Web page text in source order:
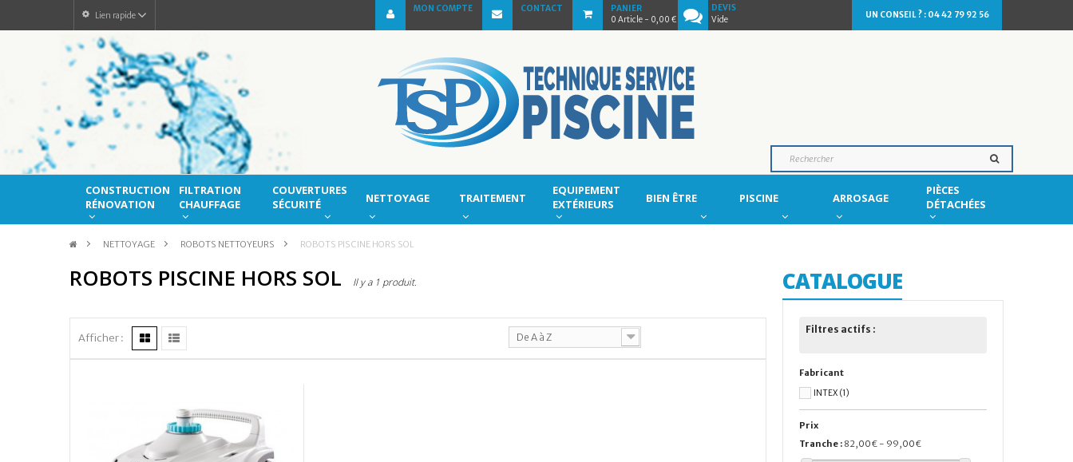
MON COMPTE CONTACT
PANIER
0 Article - 0,00 €
DEVIS
Vide
UN CONSEIL ? : 04 42 79 92 56
Lien rapide
CONSTRUCTION
RÉNOVATION
FILTRATION
CHAUFFAGE
COUVERTURES
SÉCURITÉ
NETTOYAGE TRAITEMENT
EQUIPEMENT
EXTÉRIEURS
BIEN ÊTRE PISCINE ARROSAGE
PIÈCES
DÉTACHÉES
> NETTOYAGE > ROBOTS NETTOYEURS > ROBOTS PISCINE HORS SOL
ROBOTS PISCINE HORS SOL Il y a 1 produit.
Afficher : De A à Z
CATALOGUE
Filtres actifs :
Fabricant
INTEX(1)
Prix
Tranche : 82,00€ - 99,00€